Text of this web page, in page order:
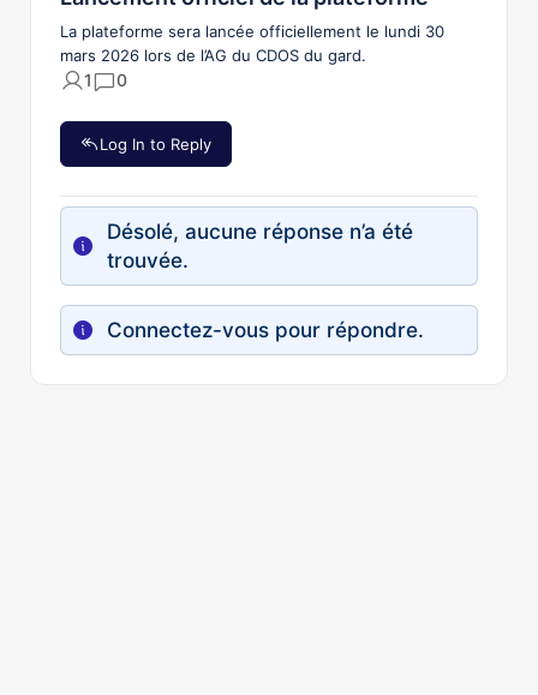
La plateforme sera lancée officiellement le lundi 30
mars 2026 lors de l’AG du CDOS du gard.
1 0
Log In to Reply
Désolé, aucune réponse n’a été
trouvée.
Connectez-vous pour répondre.